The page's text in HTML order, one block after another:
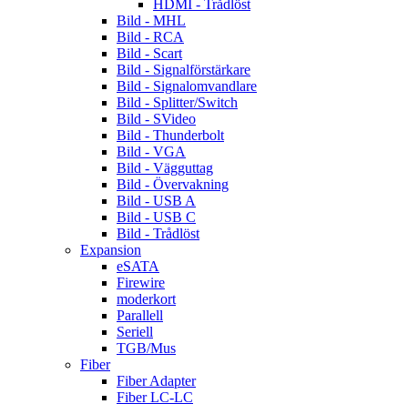
HDMI - Trådlöst
Bild - MHL
Bild - RCA
Bild - Scart
Bild - Signalförstärkare
Bild - Signalomvandlare
Bild - Splitter/Switch
Bild - SVideo
Bild - Thunderbolt
Bild - VGA
Bild - Vägguttag
Bild - Övervakning
Bild - USB A
Bild - USB C
Bild - Trådlöst
Expansion
eSATA
Firewire
moderkort
Parallell
Seriell
TGB/Mus
Fiber
Fiber Adapter
Fiber LC-LC